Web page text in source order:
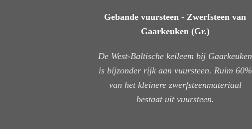
Gebande vuursteen - Zwerfsteen van
Gaarkeuken (Gr.)
De West-Baltische keileem bij Gaarkeuken
is bijzonder rijk aan vuursteen. Ruim 60%
van het kleinere zwerfsteenmateriaal
bestaat uit vuursteen.